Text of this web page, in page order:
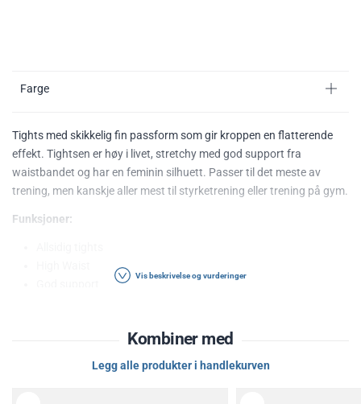
Farge
Tights med skikkelig fin passform som gir kroppen en flatterende
effekt. Tightsen er høy i livet, stretchy med god support fra
waistbandet og har en feminin silhuett. Passer til det meste av
trening, men kanskje aller mest til styrketrening eller trening på gym.
Funksjoner:
Materialet puster godt
Vis beskrivelse og vurderinger
Kombiner med
Legg alle produkter i handlekurven